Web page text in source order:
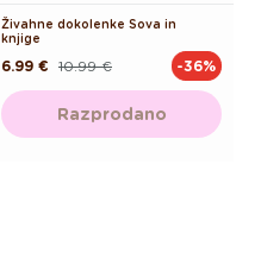
Živahne dokolenke Sova in
knjige
Redna 10.99 €
Akcijska
6.99 € -36%
Razprodano